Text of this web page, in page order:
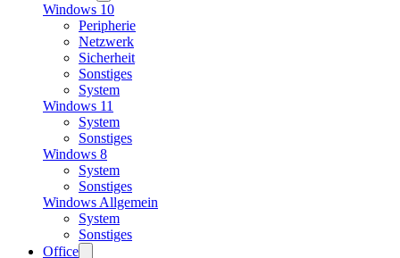
Windows 10
Peripherie
Netzwerk
Sicherheit
Sonstiges
System
Windows 11
System
Sonstiges
Windows 8
System
Sonstiges
Windows Allgemein
System
Sonstiges
Office